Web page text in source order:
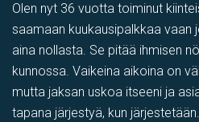
Olen nyt 36 vuotta toiminut
saamaan kuukausipalkkaa vaan
aina nollasta. Se pitää ihmisen
kunnossa. Vaikeina aikoina on
mutta jaksan uskoa itseeni ja
tapana järjestyä, kun